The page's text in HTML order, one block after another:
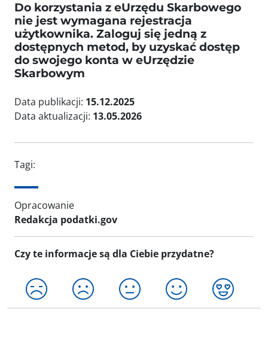
Do korzystania z eUrzędu Skarbowego
nie jest wymagana rejestracja
użytkownika. Zaloguj się jedną z
dostępnych metod, by uzyskać dostęp
do swojego konta w eUrzędzie
Skarbowym
Data publikacji: 15.12.2025
Data aktualizacji: 13.05.2026
Tagi:
Opracowanie
Redakcja podatki.gov
Czy te informacje są dla Ciebie przydatne?